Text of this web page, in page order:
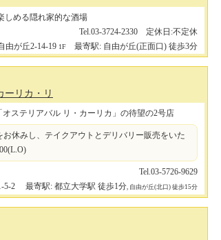
しめる隠れ家的な酒場
Tel.03-3724-2330 定休日:不定休
由が丘2-14-19 1F 最寄駅: 自由が丘(正面口) 徒歩3分
ーリカ・リ
ステリアバル リ・カーリカ」の待望の2号店
休みし、テイクアウトとデリバリー販売をいた
Tel.03-5726-9629
5-2
最寄駅: 都立大学駅 徒歩1分, 自由が丘(北口) 徒歩15分